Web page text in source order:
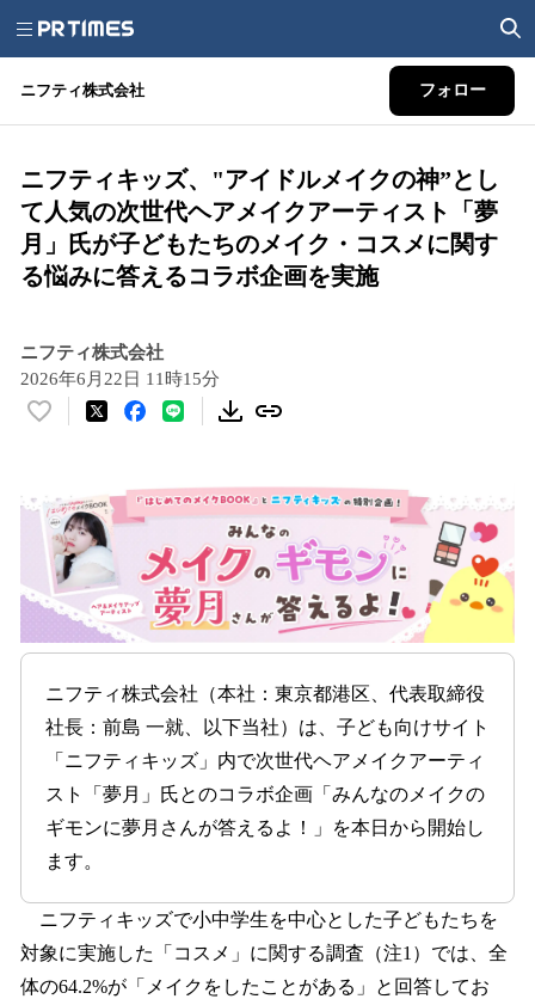
ニフティ株式会社 フォロー
ニフティキッズ、"アイドルメイクの神”とし
て人気の次世代ヘアメイクアーティスト「夢
月」氏が子どもたちのメイク・コスメに関す
る悩みに答えるコラボ企画を実施
ニフティ株式会社
2026年6月22日 11時15分
い
！
数
を
読
み
み
で
す
ニフティ株式会社（本社：東京都港区、代表取締役
社長：前島 一就、以下当社）は、子ども向けサイト
「ニフティキッズ」内で次世代ヘアメイクアーティ
スト「夢月」氏とのコラボ企画「みんなのメイクの
ギモンに夢月さんが答えるよ！」を本日から開始し
ます。
ニフティキッズで小中学生を中心とした子どもたちを
対象に実施した「コスメ」に関する調査（注1）では、全
体の64.2%が「メイクをしたことがある」と回答してお